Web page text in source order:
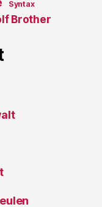
Syntax
Brother